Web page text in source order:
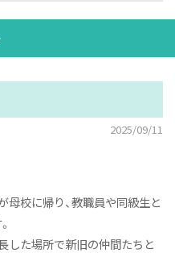
2025/09/11
母校に帰り、教職員や同級生と
した場所で新旧の仲間たちと